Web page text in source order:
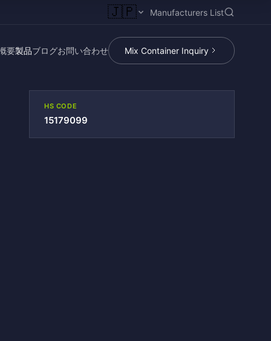
🇯🇵 Manufacturers List
要製品ブログお問い合わせ Mix Container Inquiry
HS CODE
15179099